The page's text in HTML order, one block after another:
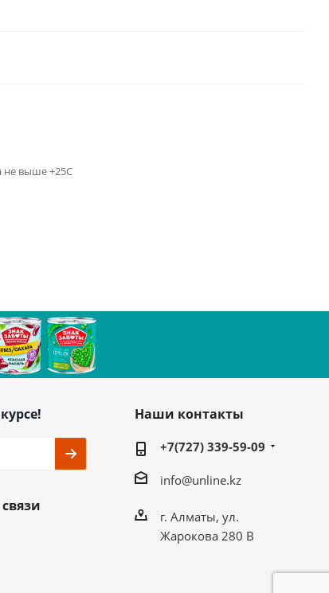
не выше +25С
Наши контакты
+7(727) 339-59-09
info@unline.kz
г. Алматы, ул.
Жарокова 280 В